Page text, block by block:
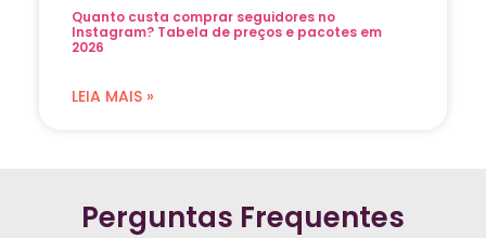
Quanto custa comprar seguidores no
Instagram? Tabela de preços e pacotes em
2026
LEIA MAIS »
Perguntas Frequentes